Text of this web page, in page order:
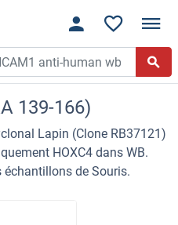
139-166)
Lapin (Clone RB37121)
HOXC4 dans WB.
échantillons de Souris.